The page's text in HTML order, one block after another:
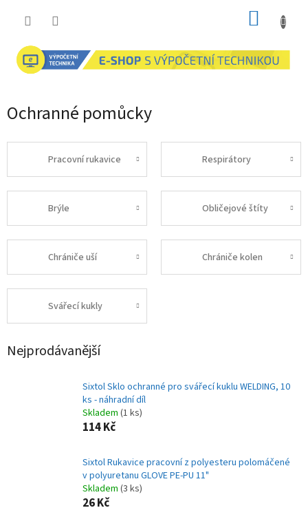
Ochranné pomůcky
Pracovní rukavice Respirátory
Brýle Obličejové štíty
Chrániče uší Chrániče kolen
Svářecí kukly
Nejprodávanější
Sixtol Sklo ochranné pro svářecí kuklu WELDING, 10
ks - náhradní díl
Skladem (1 ks)
114 Kč
Sixtol Rukavice pracovní z polyesteru polomáčené
v polyuretanu GLOVE PE-PU 11"
Skladem (3 ks)
26 Kč